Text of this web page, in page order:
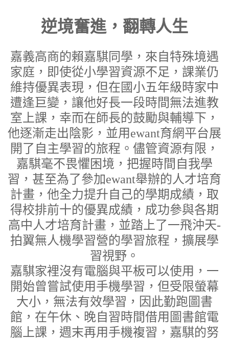
逆境奮進，翻轉人生
嘉義高商的賴嘉騏同學，來自特殊境遇
家庭，即使從小學習資源不足，課業仍
維持優異表現，但在國小五年級時家中
遭逢巨變，讓他好長一段時間無法進教
室上課，幸而在師長的鼓勵與輔導下，
他逐漸走出陰影，並用ewant育網平台展
開了自主學習的旅程。儘管資源有限，
嘉騏毫不畏懼困境，把握時間自我學
習，甚至為了參加ewant舉辦的人才培育
計畫，他全力提升自己的學期成績，取
得校排前十的優異成績，成功參與各期
高中人才培育計畫，並踏上了一飛沖天-
拍翼無人機學習營的學習旅程，擴展學
習視野。
嘉騏家裡沒有電腦與平板可以使用，一
開始曾嘗試使用手機學習，但受限螢幕
大小，無法有效學習，因此勤跑圖書
館，在午休、晚自習時間借用圖書館電
腦上課，週末再用手機複習，嘉騏的努